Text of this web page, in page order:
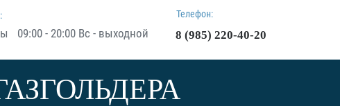
09:00 - 20:00 Вс - выходной
Телефон:
8 (985) 220-40-20